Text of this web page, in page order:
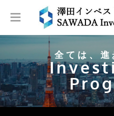
ABOUT | 私
INVESTMENT
M&A |
全ては、